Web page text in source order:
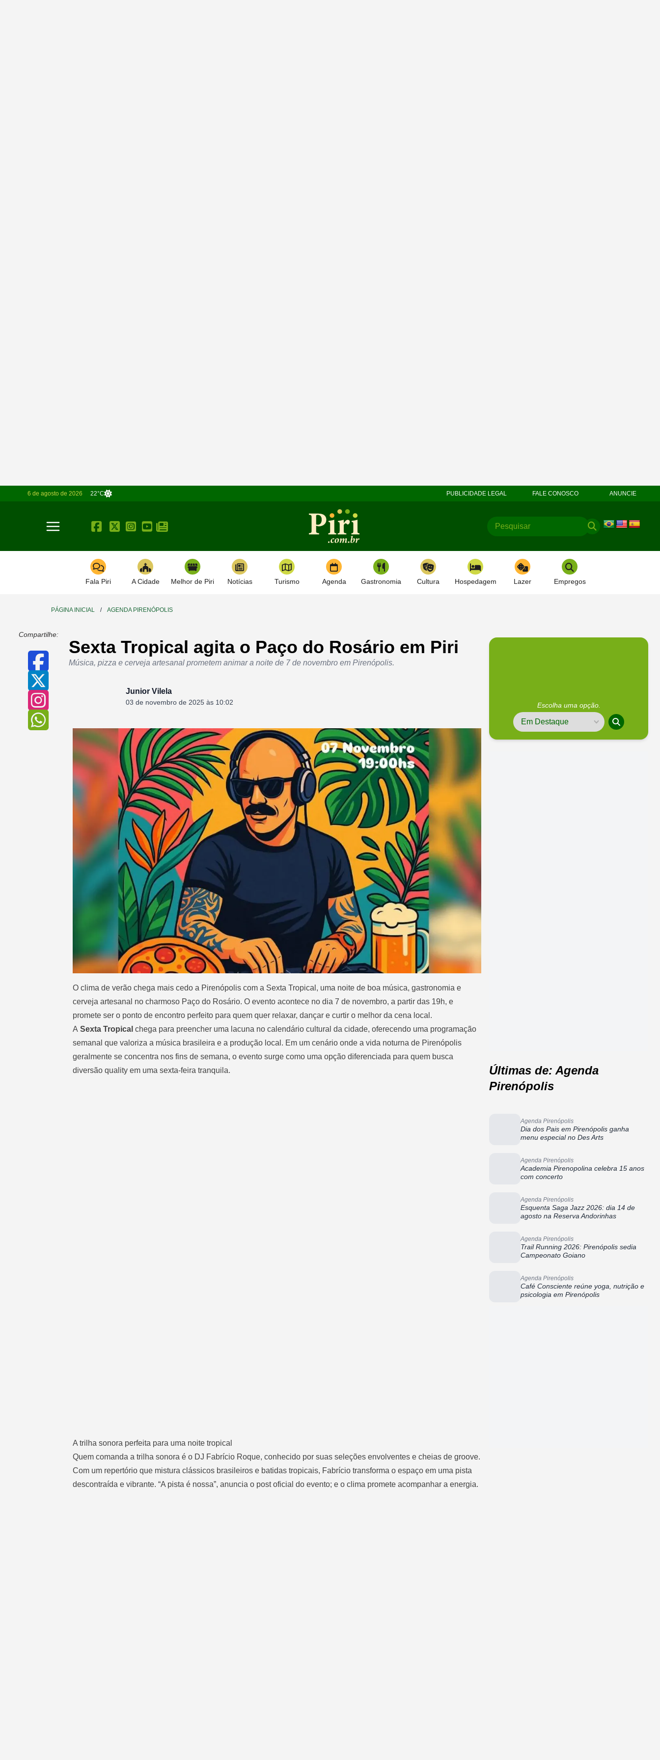
6 de agosto de 2026 22°C PUBLICIDADE LEGAL FALE CONOSCO ANUNCIE
Toggle navigation
Fala Piri A Cidade Melhor de Piri Notícias Turismo Agenda Gastronomia Cultura Hospedagem Lazer Empregos
PÁGINA INICIAL / AGENDA PIRENÓPOLIS
Compartilhe:
Sexta Tropical agita o Paço do Rosário em Piri
Música, pizza e cerveja artesanal prometem animar a noite de 7 de novembro em Pirenópolis.
Junior Vilela
03 de novembro de 2025 às 10:02
O clima de verão chega mais cedo a Pirenópolis com a Sexta Tropical, uma noite de boa música, gastronomia e
cerveja artesanal no charmoso Paço do Rosário. O evento acontece no dia 7 de novembro, a partir das 19h, e
promete ser o ponto de encontro perfeito para quem quer relaxar, dançar e curtir o melhor da cena local.
A Sexta Tropical chega para preencher uma lacuna no calendário cultural da cidade, oferecendo uma programação
semanal que valoriza a música brasileira e a produção local. Em um cenário onde a vida noturna de Pirenópolis
geralmente se concentra nos fins de semana, o evento surge como uma opção diferenciada para quem busca
diversão quality em uma sexta-feira tranquila.
A trilha sonora perfeita para uma noite tropical
Quem comanda a trilha sonora é o DJ Fabrício Roque, conhecido por suas seleções envolventes e cheias de groove.
Com um repertório que mistura clássicos brasileiros e batidas tropicais, Fabrício transforma o espaço em uma pista
descontraída e vibrante. “A pista é nossa”, anuncia o post oficial do evento; e o clima promete acompanhar a energia.
Escolha uma opção.
Últimas de: Agenda
Pirenópolis
Agenda Pirenópolis
Dia dos Pais em Pirenópolis ganha
menu especial no Des Arts
Agenda Pirenópolis
Academia Pirenopolina celebra 15 anos
com concerto
Agenda Pirenópolis
Esquenta Saga Jazz 2026: dia 14 de
agosto na Reserva Andorinhas
Agenda Pirenópolis
Trail Running 2026: Pirenópolis sedia
Campeonato Goiano
Agenda Pirenópolis
Café Consciente reúne yoga, nutrição e
psicologia em Pirenópolis